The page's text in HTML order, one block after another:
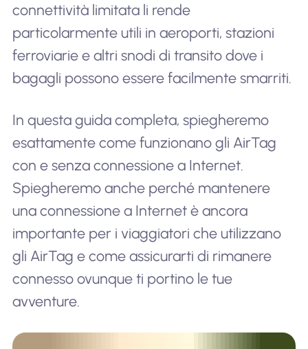
connettività limitata li rende
particolarmente utili in aeroporti, stazioni
ferroviarie e altri snodi di transito dove i
bagagli possono essere facilmente smarriti.
In questa guida completa, spiegheremo
esattamente come funzionano gli AirTag
con e senza connessione a Internet.
Spiegheremo anche perché mantenere
una connessione a Internet è ancora
importante per i viaggiatori che utilizzano
gli AirTag e come assicurarti di rimanere
connesso ovunque ti portino le tue
avventure.